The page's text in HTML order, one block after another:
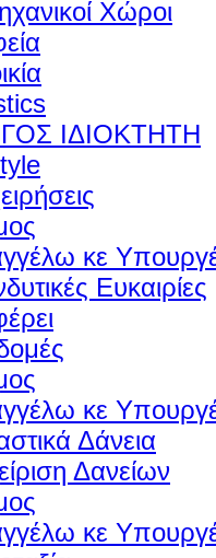
Χώροι
ΙΔΙΟΚΤΗΤΗ
κε
Ευκαιρίες
κε
Δάνεια
Δανείων
κε